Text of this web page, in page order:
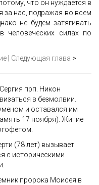
что он нуждается в
за нас, подражая во всем
не будем затягивать
человеческих силах по
Следующая глава >
прп. Никон
в безмолвии.
и оставался им
17 ноября). Житие
(78 лет) вызывает
с историческими
пророка Моисея в